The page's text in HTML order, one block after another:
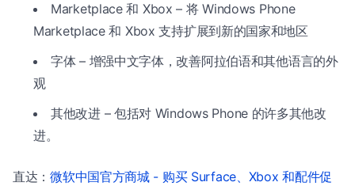
Marketplace 和 Xbox – 将 Windows Phone
Marketplace 和 Xbox 支持扩展到新的国家和地区
字体 – 增强中文字体，改善阿拉伯语和其他语言的外
观
其他改进 – 包括对 Windows Phone 的许多其他改
进。
直达：微软中国官方商城 - 购买 Surface、Xbox 和配件促